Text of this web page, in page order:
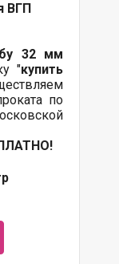
ВГП
32 мм
"купить
по